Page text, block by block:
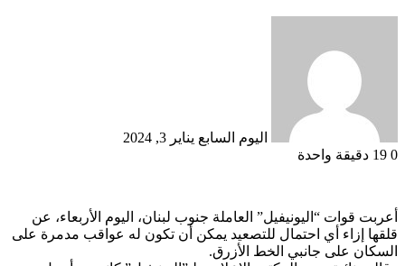
اليوم السابع يناير 3, 2024
0
دقيقة واحدة
أعربت قوات “اليونيفيل” العاملة جنوب لبنان، اليوم الأربعاء، عن
قلقها إزاء أي احتمال للتصعيد يمكن أن تكون له عواقب مدمرة على
السكان على جانبي الخط الأزرق.